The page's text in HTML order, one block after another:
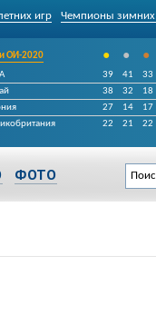
игр Чемпионы зимних
ОИ-2020 • • •
39 41 33
38 32 18
27 14 17
22 21 22
ФОТО